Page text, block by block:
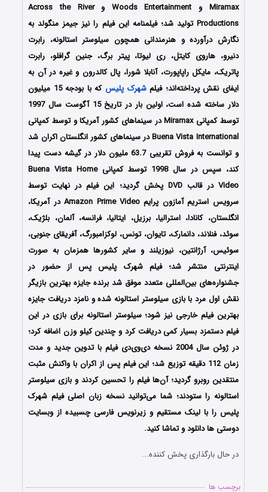
Miramax و Woods Entertainment و Across the River
Productions تولید شد؛ فیلمنامه این فیلم را نیز جیمز منگولد به
نگارش درآورده و هنرمندانی همچون سیلوستر استالونه، رابرت
دنیرو، هاروی کایتل، ری لیوتا، پیتر برگ، جنین گرافلو، رابرت
پاتریک، مایکل راپاپورت، آنابلا شورا، پال کالدرون و غیره در آن به
ایفای نقش پرداخته‌اند؛ فیلمشهرک پلیس
که با بودجه 15 میلیون
دلار ساخته شده است، اولین بار در تاریخ 15 آگوست سال 1997
توسط کمپانی‌‌‌ Miramax در سینماهای کشور آمریکا و توسط کمپانی
Buena Vista International در سینماهای کشور انگلستان اکران شد
و توانست به فروش تقریبی 63.7 ملیون دلار در گیشه دست پیدا
کند، سپس در سال 1998 توسط کمپانی Buena Vista Home
Video در قالب DVD پخش گردید؛ این فیلم در نهایت توسط
سرویس استریم آمازون پرایم Amazon Prime Video در آمریکا،
انگلستان، کانادا، استرالیا، برزیل، ایتالیا، فرانسه، آلمان، بلژیک،
سوئد، فنلاند، دانمارک، تایوان، تونس، لوکزامبورگ، آفریقای جنوبی،
سوئیس، آرژانتین، نیوزیلند و سایر کشورها همزمان به صورت
اینترنتی منتشر شد؛ فیلم شهرک پلیس پس از حضور در
جشنواره‌‌‌های بین‌المللی متعدد موفق شد برنده جایزه بهترین بازیگر
نقش اول مرد با بازی سیلوستر استالونه شده و نامزد دریافت جایزه
بهترین فیلم خارجی نیز شود؛ سیلوستر استالونه برای بازی در این
فیلم دستمزد بسیار کمی دریافت کرد و چندین کیلو وزن اضافه کرد؛
در ژوئن سال 2004 نسخه دی‌وی‌دی فیلم با تدوین جدید و مدت
زمان 112 دقیقه توزیع شد؛ این فیلم پس از اکران با واکنش مثبت
منتقدین روبرو گردید؛ آن‌ها فیلم را تحسین کردند و بازی سیلوستر
استالونه را ستودند؛ شما می‌توانید نسخه زبان اصلی فیلم شهرک
پلیس را با ‌لینک مستقیم و زیرنویس فارسی چسبیده از وبسایت
دوستی ها دانلود و تماشا کنید.
در حال بارگذاری پخش کننده...
برچسب ها